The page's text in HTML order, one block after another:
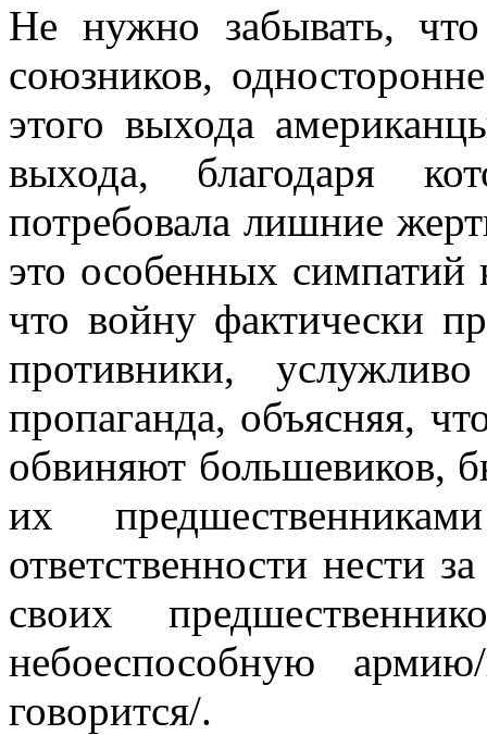
Не нужно забывать,
союзников,
этого выхода
выхода, благодаря
потребовала лишние
это особенных
что войну фактически
противники,
пропаганда, объясняя,
обвиняют большевиков,
их
ответственности нести
своих
небоеспособную
говорится/.